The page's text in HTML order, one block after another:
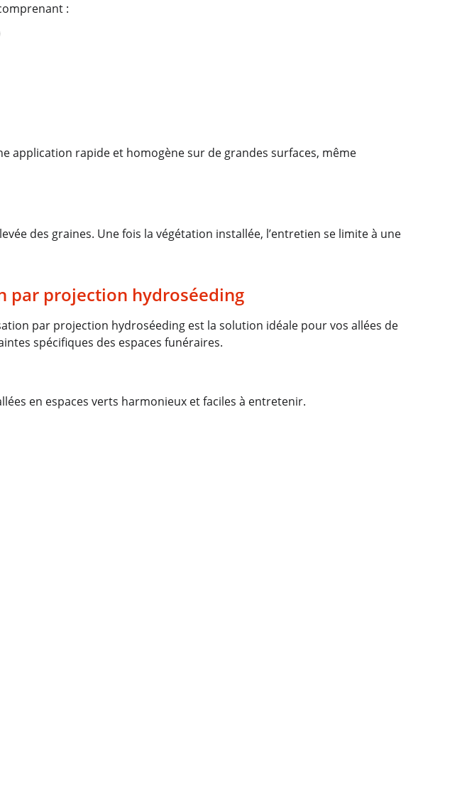
:
application rapide et homogène sur de grandes surfaces, même
des graines. Une fois la végétation installée, l’entretien se limite à une
par projection hydroséeding
par projection hydroséeding est la solution idéale pour vos allées de
spécifiques des espaces funéraires.
en espaces verts harmonieux et faciles à entretenir.